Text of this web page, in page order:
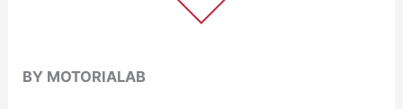
BY MOTORIALAB